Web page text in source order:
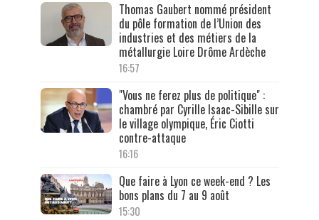
Thomas Gaubert nommé président
du pôle formation de l’Union des
industries et des métiers de la
métallurgie Loire Drôme Ardèche
16:57
"Vous ne ferez plus de politique" :
chambré par Cyrille Isaac-Sibille sur
le village olympique, Éric Ciotti
contre-attaque
16:16
Que faire à Lyon ce week-end ? Les
bons plans du 7 au 9 août
15:30